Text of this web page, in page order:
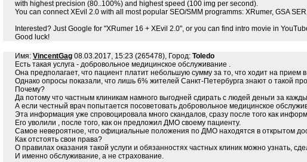
with highest precision (80..100%) and highest speed (100 img per second).
You can connect XEvil 2.0 with all most popular SEO/SMM programms: XRumer, GSA
Interested? Just Google for "XRumer 16 + XEvil 2.0", or you can find intro movie in
Good luck!
Имя: VincentGag 08.03.2017, 15:23 (265478), Город: Toledo
Есть такая услуга - добровольное медицинское обслуживание .
Она предполагает, что пациент платит небольшую сумму за то, что ходит на
Однако опросы показали, что лишь 6% жителей Санкт-Петербурга знают о такой
Почему?
Да потому что частным клиникам намного выгодней сдирать с людей деньги за
А если честный врач попытается посоветовать добровольное медицинское
Эта информация уже спровоцировала много скандалов, сразу после того как
Его уволили , после того, как он предложил ДМО своему пациенту.
Самое невероятное, что официальные положения по ДМО находятся в открытом
Как отстоять свои права?
О правилах оказания такой услуги и обязанностях частных клиник можно узнать,
И именно обслуживание, а не страхование.